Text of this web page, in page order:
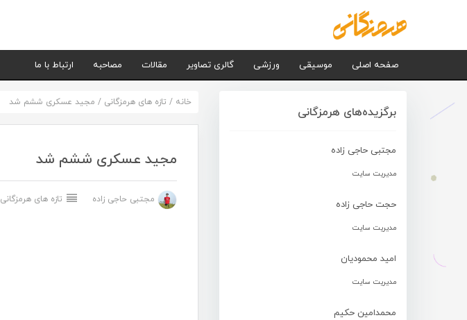
صفحه اصلی موسیقی ورزشی گالری تصاویر مقالات مصاحبه ارتباط با ما
برگزیده‌های هرمزگانی
مجتبی حاجی زاده
مدیریت سایت
حجت حاجی زاده
مدیریت سایت
امید محمودیان
مدیریت سایت
محمدامین حکیم
خانه / تازه های هرمزگانی / مجید عسکری ششم شد
مجید عسکری ششم شد
مجتبی حاجی زاده تازه های هرمزگانی